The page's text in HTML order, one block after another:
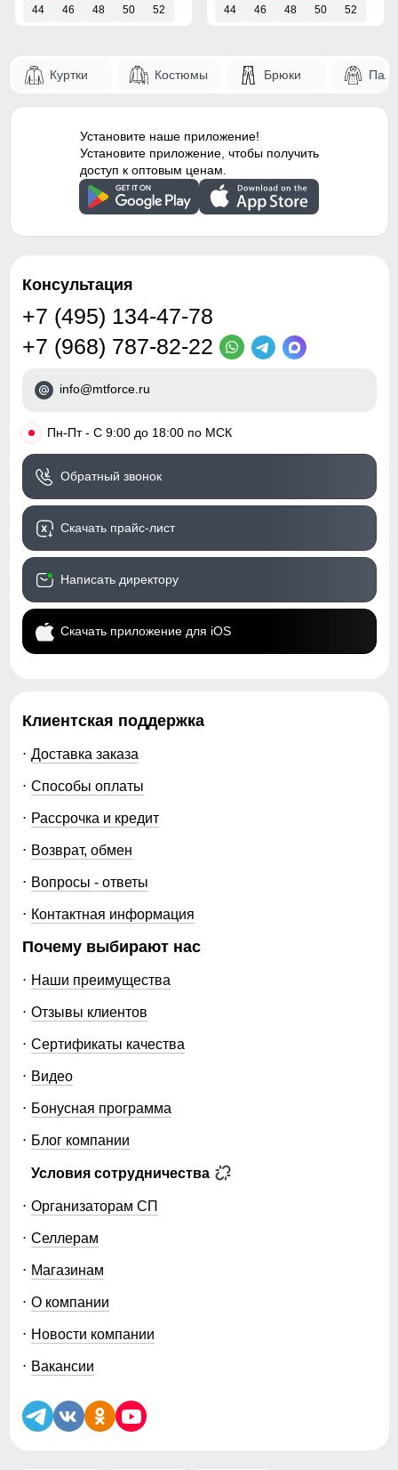
44 46 48 50 52 44 46 48 50 52
Куртки Костюмы Брюки
Установите наше приложение!
Установите приложение, чтобы получить
доступ к оптовым ценам.
Консультация
+7 (495) 134-47-78
+7 (968) 787-82-22
info@mtforce.ru
• Пн-Пт - С 9:00 до 18:00 по МСК
Обратный звонок
Скачать прайс-лист
Написать директору
Скачать приложение для iOS
Клиентская поддержка
Доставка заказа
Способы оплаты
Рассрочка и кредит
Возврат, обмен
Вопросы - ответы
Контактная информация
Почему выбирают нас
Наши преимущества
Отзывы клиентов
Сертификаты качества
Видео
Бонусная программа
Блог компании
Условия сотрудничества
Организаторам СП
Селлерам
Магазинам
О компании
Новости компании
Вакансии